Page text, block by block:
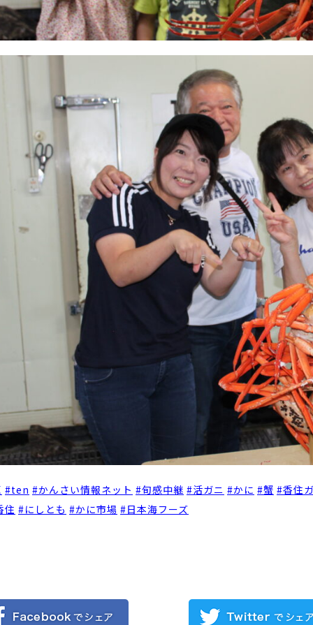
#ten #かんさい情報ネット #旬感中継 #活ガニ #かに #蟹 #香住
住 #にしとも #かに市場 #日本海フーズ